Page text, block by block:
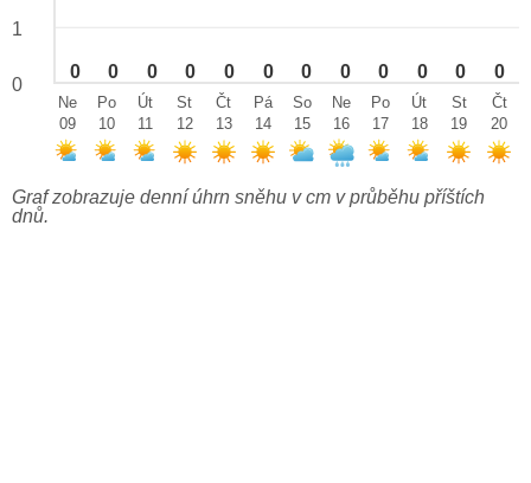
0 0 0 0 0 0 0 0 0 0 0 0
1
0
Ne
09
Po
10
Út
11
St
12
Čt
13
Pá
14
So
15
Ne
16
Po
17
Út
18
St
19
Čt
20
Graf zobrazuje denní úhrn sněhu v cm v průběhu příštích
dnů.